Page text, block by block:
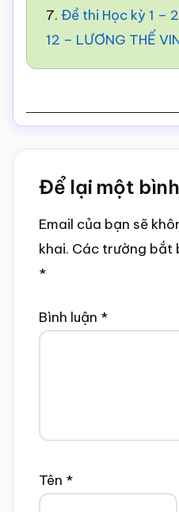
7. Đề thi Học kỳ 1 –
12 – LƯƠNG THẾ
Reader
Interactions
Để lại một
Email của bạn sẽ
khai. Các trường bắt
*
Bình luận *
Tên *